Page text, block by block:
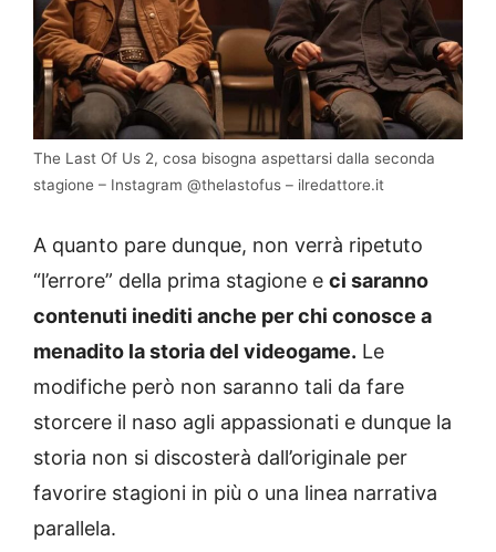
The Last Of Us 2, cosa bisogna aspettarsi dalla seconda
stagione – Instagram @thelastofus – ilredattore.it
A quanto pare dunque, non verrà ripetuto
“l’errore” della prima stagione e ci saranno
contenuti inediti anche per chi conosce a
menadito la storia del videogame. Le
modifiche però non saranno tali da fare
storcere il naso agli appassionati e dunque la
storia non si discosterà dall’originale per
favorire stagioni in più o una linea narrativa
parallela.